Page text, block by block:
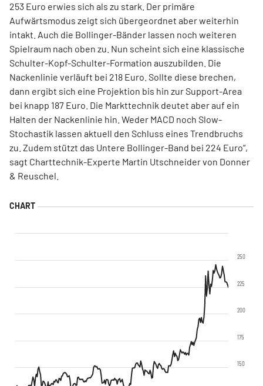
253 Euro erwies sich als zu stark. Der primäre
Aufwärtsmodus zeigt sich übergeordnet aber weiterhin
intakt. Auch die Bollinger-Bänder lassen noch weiteren
Spielraum nach oben zu. Nun scheint sich eine klassische
Schulter-Kopf-Schulter-Formation auszubilden. Die
Nackenlinie verläuft bei 218 Euro. Sollte diese brechen,
dann ergibt sich eine Projektion bis hin zur Support-Area
bei knapp 187 Euro. Die Markttechnik deutet aber auf ein
Halten der Nackenlinie hin. Weder MACD noch Slow-
Stochastik lassen aktuell den Schluss eines Trendbruchs
zu. Zudem stützt das Untere Bollinger-Band bei 224 Euro“,
sagt Charttechnik-Experte Martin Utschneider von Donner
& Reuschel.
150
175
200
225
250